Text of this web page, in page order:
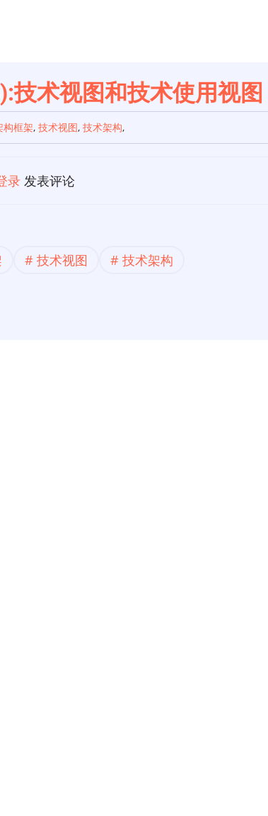
技术视图和技术使用视图
构框架, 技术视图, 技术架构,
录 发表评论
技术视图 技术架构